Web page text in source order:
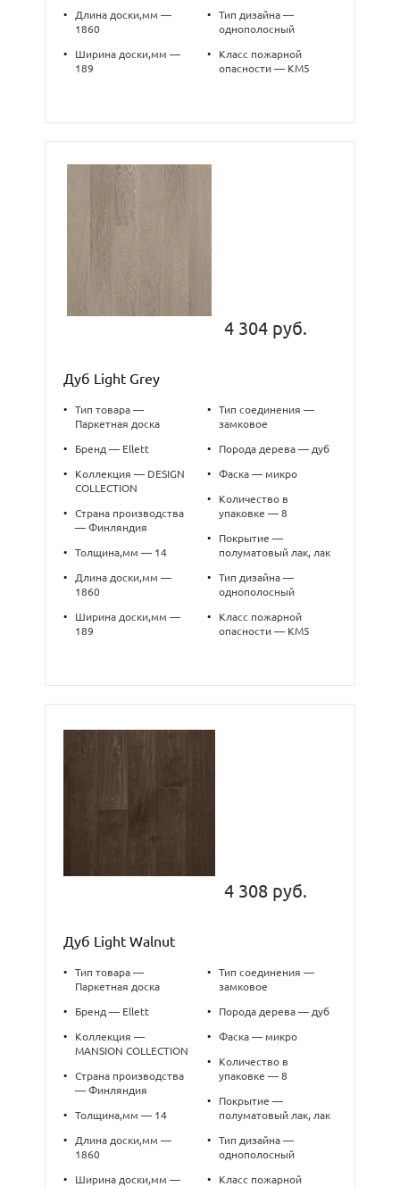
•
Длина доски,мм —
1860
•
Ширина доски,мм —
189
•
Тип дизайна —
однополосный
•
Класс пожарной
опасности — КМ5
4 304 руб.
Дуб Light Grey
•
Тип товара —
Паркетная доска
• Бренд — Ellett
•
Коллекция — DESIGN
COLLECTION
•
Страна производства
— Финляндия
• Толщина,мм — 14
•
Длина доски,мм —
1860
•
Ширина доски,мм —
189
•
Тип соединения —
замковое
• Порода дерева — дуб
• Фаска — микро
•
Количество в
упаковке — 8
•
Покрытие —
полуматовый лак, лак
•
Тип дизайна —
однополосный
•
Класс пожарной
опасности — КМ5
4 308 руб.
Дуб Light Walnut
•
Тип товара —
Паркетная доска
• Бренд — Ellett
•
Коллекция —
MANSION COLLECTION
•
Страна производства
— Финляндия
• Толщина,мм — 14
•
Длина доски,мм —
1860
•
Ширина доски,мм —
•
Тип соединения —
замковое
• Порода дерева — дуб
• Фаска — микро
•
Количество в
упаковке — 8
•
Покрытие —
полуматовый лак, лак
•
Тип дизайна —
однополосный
•
Класс пожарной